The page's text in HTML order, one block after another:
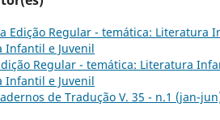
Edição Regular - temática: Literatura
Infantil e Juvenil
Regular - temática: Literatura
Infantil e Juvenil
de Tradução V. 35 - n.1 (jan-